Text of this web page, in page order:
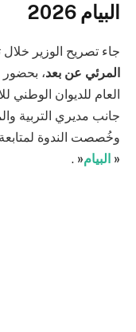
البيام 2026
جاء تصريح الوزير
المرئي عن بعد، بحضور
العام للديوان الوطني
جانب مديري التربية
وخُصصت الندوة
« البيام«
.